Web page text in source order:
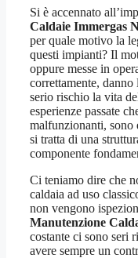
Si è accennato
Caldaie Immergas
per quale motivo la
questi impianti? Il
oppure messe in
correttamente,
serio rischio la vita
esperienze passate
malfunzionanti, sono
si tratta di una
componente
Ci teniamo dire che
caldaia ad uso
non vengono
Manutenzione
costante ci sono seri
avere sempre un